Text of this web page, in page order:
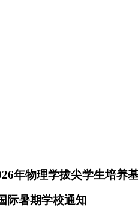
年物理学拔尖学生培养
际暑期学校通知